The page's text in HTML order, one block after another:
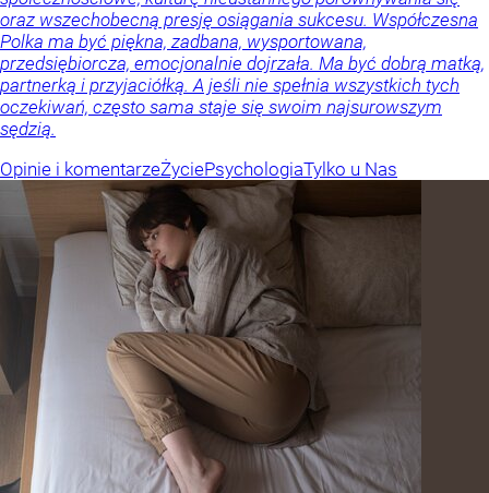
oraz wszechobecną presję osiągania sukcesu. Współczesna
Polka ma być piękna, zadbana, wysportowana,
przedsiębiorcza, emocjonalnie dojrzała. Ma być dobrą matką,
partnerką i przyjaciółką. A jeśli nie spełnia wszystkich tych
oczekiwań, często sama staje się swoim najsurowszym
sędzią.
Opinie i komentarzeŻyciePsychologiaTylko u Nas